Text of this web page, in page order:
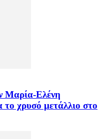
Μαρία-Ελένη
χρυσό μετάλλιο στο